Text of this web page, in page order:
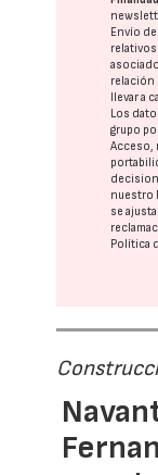
Envío
relación
llevar a
Los
grupo
nuestro
se
Política